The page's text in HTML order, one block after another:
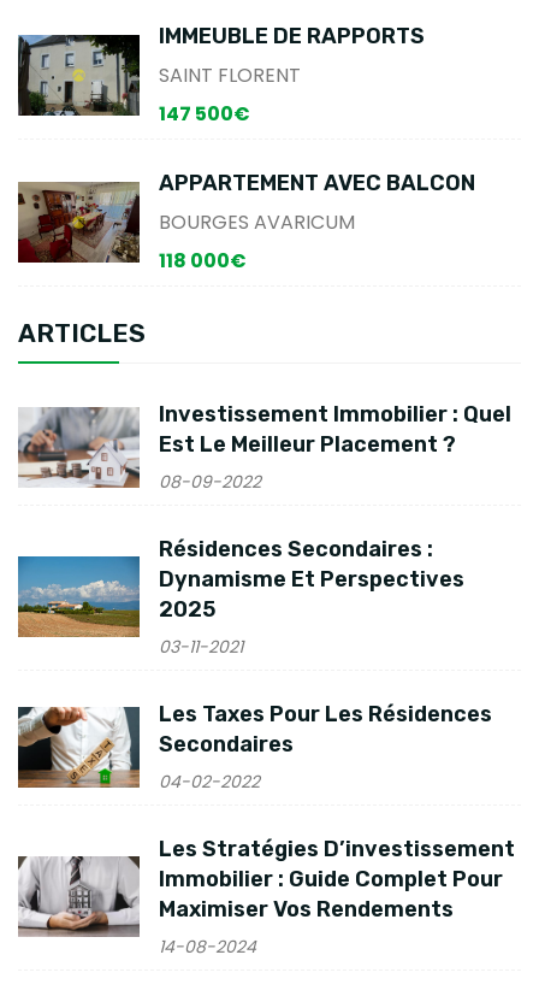
IMMEUBLE DE RAPPORTS
SAINT FLORENT
147 500€
APPARTEMENT AVEC BALCON
BOURGES AVARICUM
118 000€
ARTICLES
Investissement Immobilier : Quel
Est Le Meilleur Placement ?
08-09-2022
Résidences Secondaires :
Dynamisme Et Perspectives
2025
03-11-2021
Les Taxes Pour Les Résidences
Secondaires
04-02-2022
Les Stratégies D’investissement
Immobilier : Guide Complet Pour
Maximiser Vos Rendements
14-08-2024